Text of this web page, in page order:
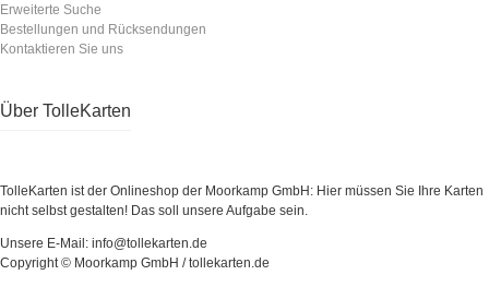
Erweiterte Suche
Bestellungen und Rücksendungen
Kontaktieren Sie uns
Über TolleKarten
TolleKarten ist der Onlineshop der Moorkamp GmbH: Hier müssen Sie Ihre Karten
nicht selbst gestalten! Das soll unsere Aufgabe sein.
Unsere E-Mail: info@tollekarten.de
Copyright © Moorkamp GmbH / tollekarten.de